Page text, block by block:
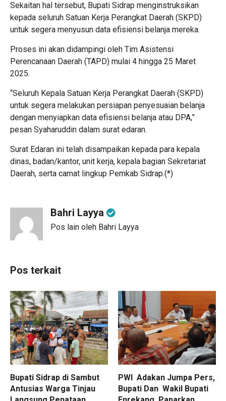
Sekaitan hal tersebut, Bupati Sidrap menginstruksikan
kepada seluruh Satuan Kerja Perangkat Daerah (SKPD)
untuk segera menyusun data efisiensi belanja mereka.
Proses ini akan didampingi oleh Tim Asistensi
Perencanaan Daerah (TAPD) mulai 4 hingga 25 Maret
2025.
“Seluruh Kepala Satuan Kerja Perangkat Daerah (SKPD)
untuk segera melakukan persiapan penyesuaian belanja
dengan menyiapkan data efisiensi belanja atau DPA,”
pesan Syaharuddin dalam surat edaran.
Surat Edaran ini telah disampaikan kepada para kepala
dinas, badan/kantor, unit kerja, kepala bagian Sekretariat
Daerah, serta camat lingkup Pemkab Sidrap.(*)
Bahri Layya
Pos lain oleh Bahri Layya
Pos terkait
Bupati Sidrap di Sambut
Antusias Warga Tinjau
PWI Adakan Jumpa Pers,
Bupati Dan Wakil Bupati